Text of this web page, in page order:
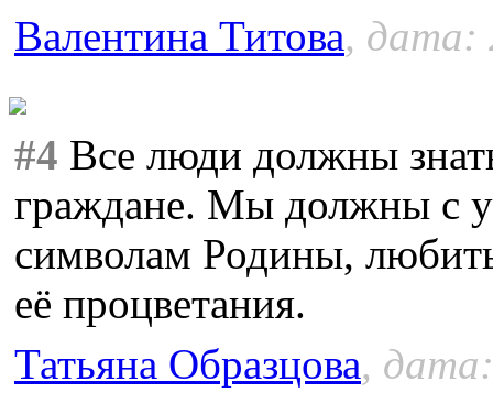
Валентина Титова, дата:
#4 Все люди должны
граждане. Мы должны с
символам Родины,
её процветания.
Татьяна Образцова,